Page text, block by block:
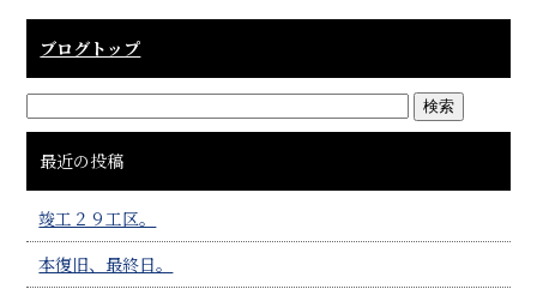
ブログトップ
最近の投稿
竣工２９工区。
本復旧、最終日。